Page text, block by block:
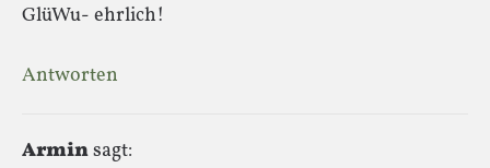
GlüWu- ehrlich!
Antworten
Arminsagt: